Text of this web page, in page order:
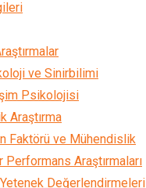
ve Sinirbilimi
Psikolojisi
Araştırma
Faktörü ve Mühendislik
Performans Araştırmaları
Değerlendirmeleri